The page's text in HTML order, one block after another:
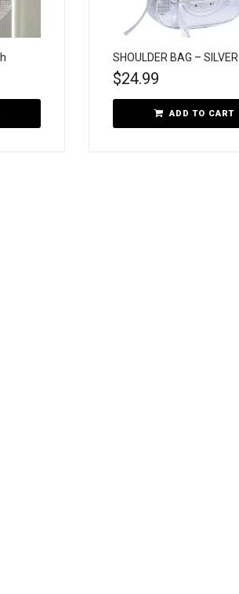
SHOULDER BAG – SILVER
$24.99
ADD TO CART